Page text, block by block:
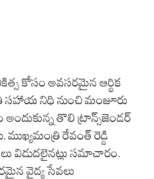
కోసం అవసరమైన ఆర్థిక
సహాయ నిధి నుంచి మంజూరు
తొలి ట్రాన్స్‌జెండర్
రేవంత్ రెడ్డి
విడుదలైనట్లు సమాచారం.
వైద్య సేవలు